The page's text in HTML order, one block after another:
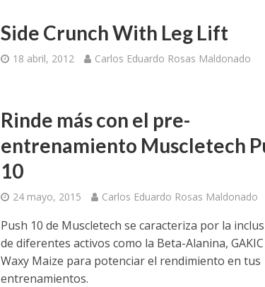
Side Crunch With Leg Lift
18 abril, 2012 Carlos Eduardo Rosas Maldonado
Rinde más con el pre-
entrenamiento Muscletech
10
24 mayo, 2015 Carlos Eduardo Rosas Maldonado
Push 10 de Muscletech se caracteriza por la
de diferentes activos como la Beta-Alanina,
Waxy Maize para potenciar el rendimiento en tus
entrenamientos.